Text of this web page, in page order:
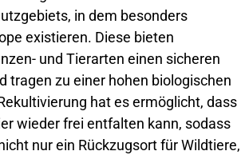
in dem besonders
existieren. Diese bieten
und Tierarten einen sicheren
tragen zu einer hohen biologischen
hat es ermöglicht, dass
wieder frei entfalten kann, sodass
nur ein Rückzugsort für Wildtiere,